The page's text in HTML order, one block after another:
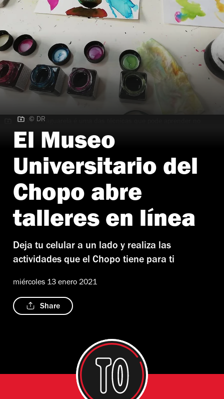
© DR | A aguarela é uma das técnicas que pode aprender no
ateliê
© DR
El Museo
Universitario del
Chopo abre
talleres en línea
Deja tu celular a un lado y realiza las
actividades que el Chopo tiene para ti
miércoles 13 enero 2021
Share